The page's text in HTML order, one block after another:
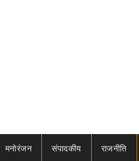
मनोरंजन संपादकीय राजनीति